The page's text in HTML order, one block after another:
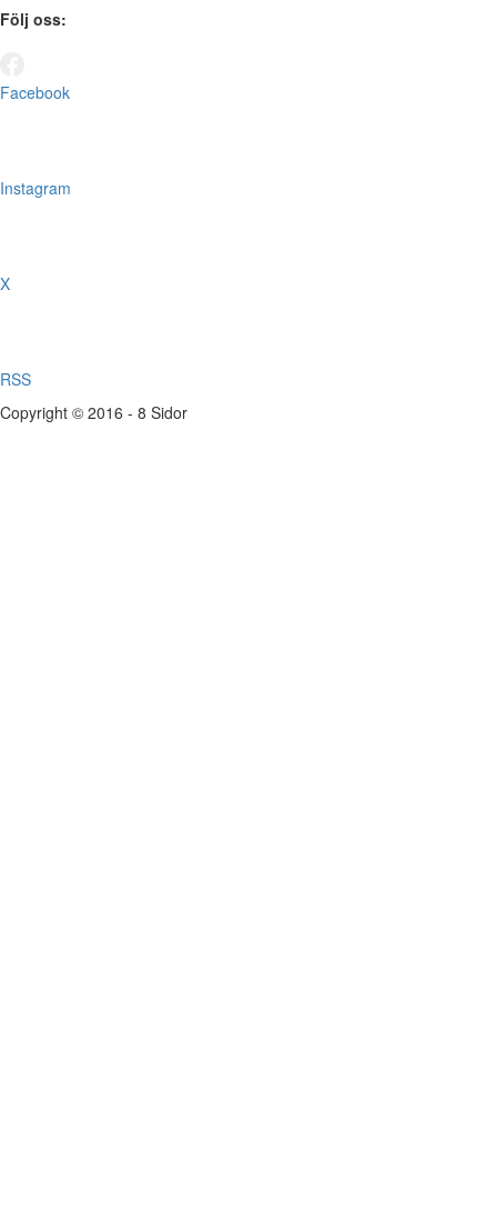
Följ oss:
Facebook
Instagram
X
RSS
Copyright © 2016 - 8 Sidor